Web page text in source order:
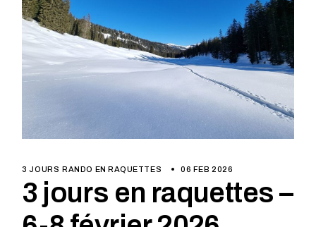
3 JOURS RANDO EN RAQUETTES 06 FEB 2026
3 jours en raquettes –